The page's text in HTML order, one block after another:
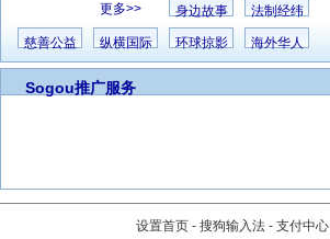
更多>> 身边故事 法制经纬
慈善公益 纵横国际 环球掠影 海外华人
Sogou推广服务
设置首页 - 搜狗输入法 - 支付中心